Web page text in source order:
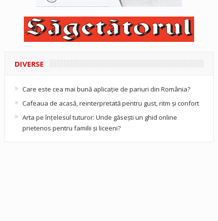
DIVERSE
Care este cea mai bună aplicație de pariuri din România?
Cafeaua de acasă, reinterpretată pentru gust, ritm și confort
Arta pe înțelesul tuturor: Unde găsești un ghid online
prietenos pentru familii și liceeni?